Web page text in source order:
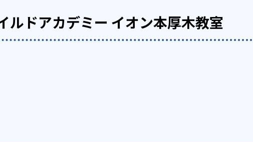
ルドアカデミー イオン本厚木教室